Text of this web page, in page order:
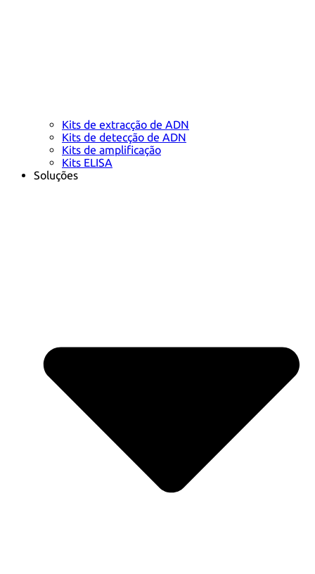
Kits de extracção de ADN
Kits de detecção de ADN
Kits de amplificação
Kits ELISA
Soluções